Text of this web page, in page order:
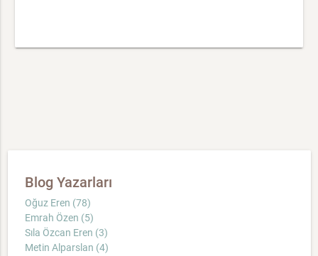
Blog Yazarları
Oğuz Eren (78)
Emrah Özen (5)
Sıla Özcan Eren (3)
Metin Alparslan (4)